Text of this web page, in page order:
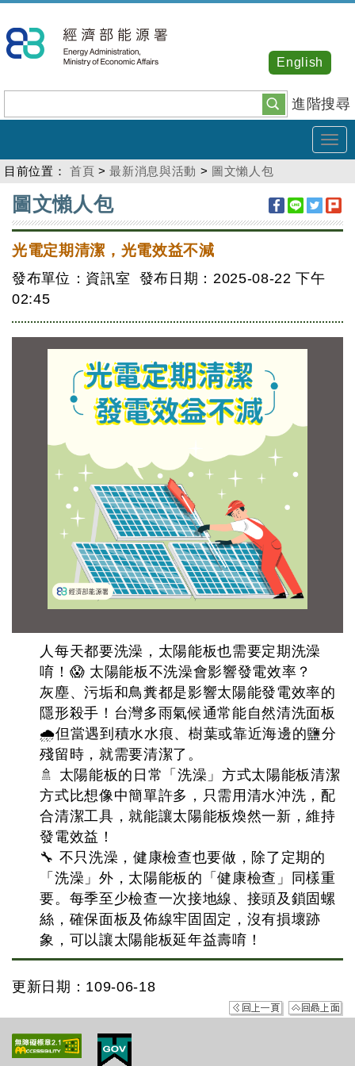
到
主
內
容
進階搜尋
English
目前位置： 首頁 >最新消息與活動 > 圖文懶人包
:::
圖文懶人包
光電定期清潔，光電效益不減
發布單位：資訊室 發布日期：2025-08-22下午
02:45
人每天都要洗澡，太陽能板也需要定期洗澡
唷！😱 太陽能板不洗澡會影響發電效率？
灰塵、污垢和鳥糞都是影響太陽能發電效率的
隱形殺手！台灣多雨氣候通常能自然清洗面板
🌧但當遇到積水水痕、樹葉或靠近海邊的鹽分
殘留時，就需要清潔了。
🚿 太陽能板的日常「洗澡」方式太陽能板清潔
方式比想像中簡單許多，只需用清水沖洗，配
合清潔工具，就能讓太陽能板煥然一新，維持
發電效益！
🔧 不只洗澡，健康檢查也要做，除了定期的
「洗澡」外，太陽能板的「健康檢查」同樣重
要。每季至少檢查一次接地線、接頭及鎖固螺
絲，確保面板及佈線牢固固定，沒有損壞跡
象，可以讓太陽能板延年益壽唷！
更新日期：109-06-18